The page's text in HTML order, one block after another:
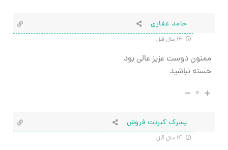
حامد غفاری
ممنون دوست عزیز عالی بود
خسته نباشید
۰
پسرک کبریت فروش